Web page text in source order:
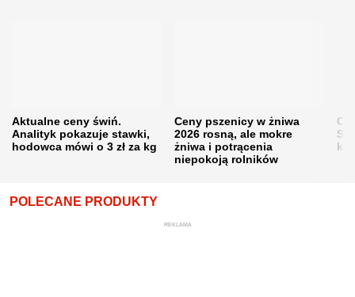
Aktualne ceny świń.
Analityk pokazuje stawki,
hodowca mówi o 3 zł za kg
Ceny pszenicy w żniwa
2026 rosną, ale mokre
żniwa i potrącenia
niepokoją rolników
POLECANE PRODUKTY
REKLAMA